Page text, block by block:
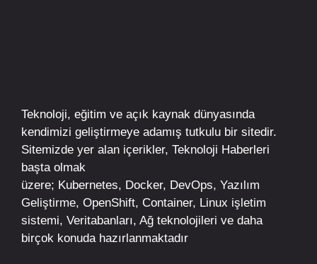
Teknoloji, eğitim ve açık kaynak dünyasında
kendimizi geliştirmeye adamış tutkulu bir sitedir.
Sitemizde yer alan içerikler, Teknoloji Haberleri
başta olmak
üzere; Kubernetes, Docker, DevOps, Yazılım
Geliştirme, OpenShift, Container, Linux işletim
sistemi, Veritabanları, Ağ teknolojileri ve daha
birçok konuda hazırlanmaktadır